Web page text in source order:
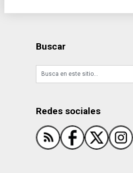
Buscar
Redes sociales